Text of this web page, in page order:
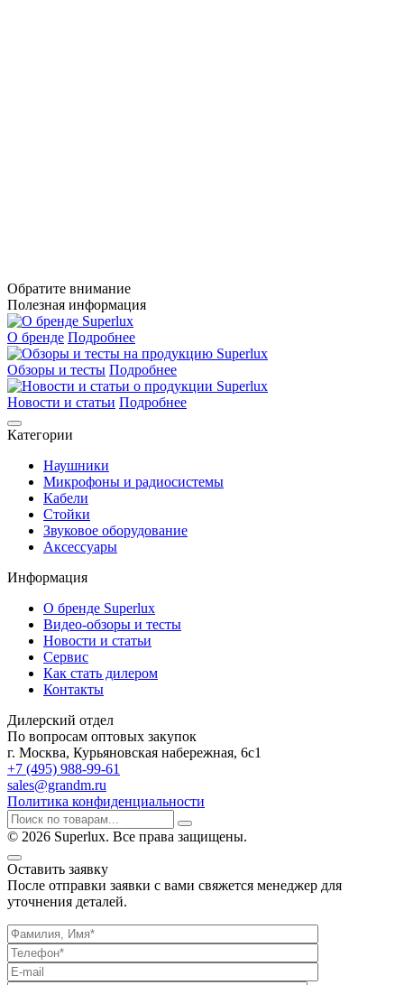
Обратите внимание
Полезная информация
О бренде Подробнее
Обзоры и тесты Подробнее
Новости и статьи Подробнее
Категории
Наушники
Микрофоны и радиосистемы
Кабели
Стойки
Звуковое оборудование
Аксессуары
Информация
О бренде Superlux
Видео-обзоры и тесты
Новости и статьи
Сервис
Как стать дилером
Контакты
Дилерский отдел
По вопросам оптовых закупок
г. Москва, Курьяновская набережная, 6с1
+7 (495) 988-99-61
sales@grandm.ru
Политика конфиденциальности
© 2026 Superlux. Все права защищены.
Оставить заявку
После отправки заявки с вами свяжется менеджер для
уточнения деталей.